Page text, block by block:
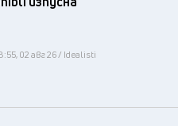
02 авг 26 / Idealisti